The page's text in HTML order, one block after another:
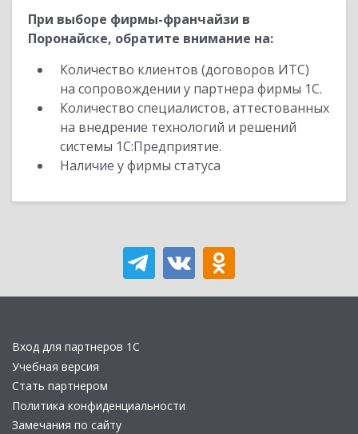
При выборе фирмы-франчайзи в
Поронайске, обратите внимание на:
Количество клиентов (договоров ИТС)
на сопровождении у партнера фирмы 1С.
Количество специалистов, аттестованных
на внедрение технологий и решений
системы 1С:Предприятие.
Наличие у фирмы статуса
Вход для партнеров 1С
Учебная версия
Стать партнером
Политика конфиденциальности
Замечания по сайту